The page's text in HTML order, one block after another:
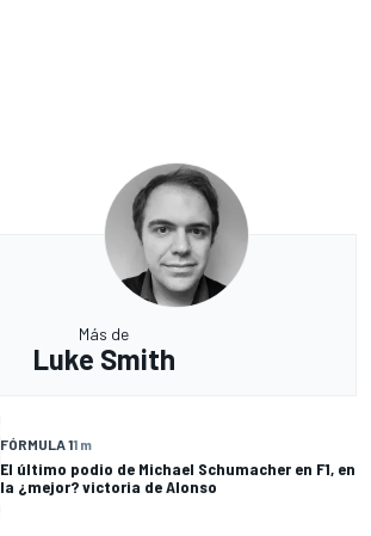
Más de
Luke Smith
FÓRMULA 11 m
El último podio de Michael Schumacher en F1, en
la ¿mejor? victoria de Alonso